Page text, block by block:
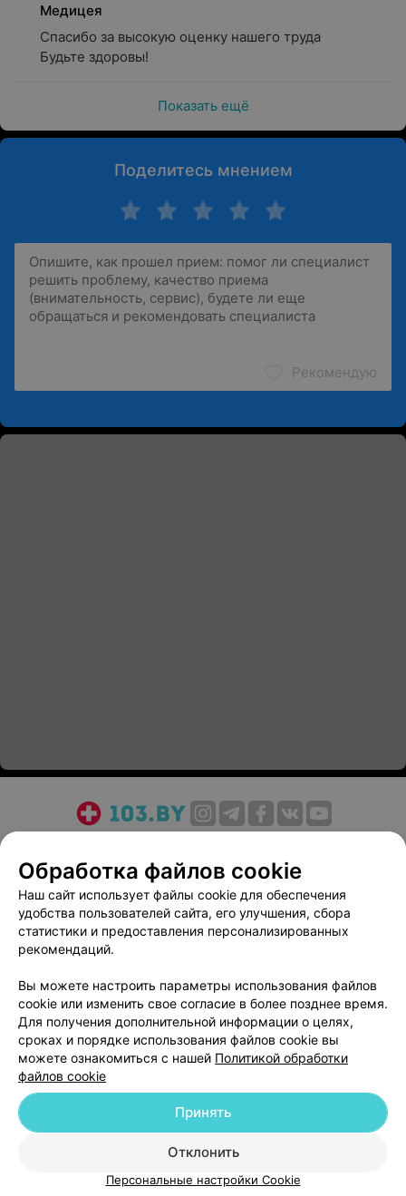
Медицея
Спасибо за высокую оценку нашего труда
Будьте здоровы!
Показать ещё
Поделитесь мнением
Рекомендую
Медицинский маркетинг
Публичный договор
Пользовательское соглашение
Способы оплаты
Вакансии
Партнеры
Написать руководителю 103.by
Персональные настройки cookie
Обработка персональных данных
Обработка файлов cookie
Наш сайт использует файлы cookie для обеспечения
удобства пользователей сайта, его улучшения, сбора
статистики и предоставления персонализированных
рекомендаций.
Вы можете настроить параметры использования файлов
cookie или изменить свое согласие в более позднее время.
Для получения дополнительной информации о целях,
сроках и порядке использования файлов cookie вы
можете ознакомиться с нашей Политикой обработки
файлов cookie
Отклонить
Принять
Персональные настройки Cookie